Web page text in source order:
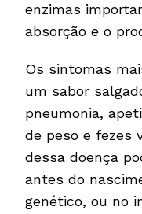
enzimas
absorção e o
Os sintomas
um sabor
pneumonia,
de peso e fezes
dessa doença
antes do
genético, ou no